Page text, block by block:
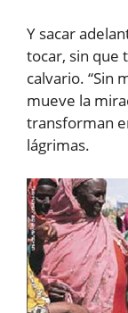
Y sacar
tocar, sin que
calvario. “Sin
mueve la
transforman
lágrimas.